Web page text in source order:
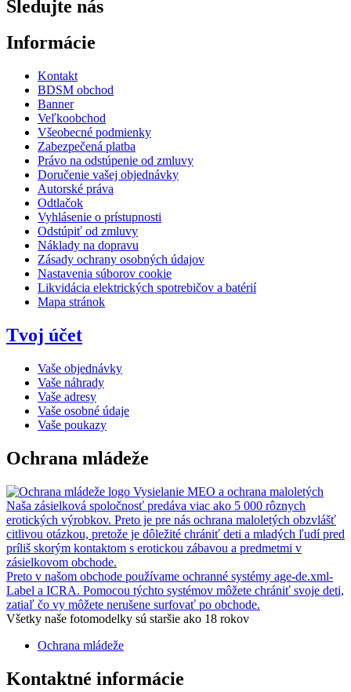
Sledujte nás
Informácie
Kontakt
BDSM obchod
Banner
Veľkoobchod
Všeobecné podmienky
Zabezpečená platba
Právo na odstúpenie od zmluvy
Doručenie vašej objednávky
Autorské práva
Odtlačok
Vyhlásenie o prístupnosti
Odstúpiť od zmluvy
Náklady na dopravu
Zásady ochrany osobných údajov
Nastavenia súborov cookie
Likvidácia elektrických spotrebičov a batérií
Mapa stránok
Tvoj účet
Vaše objednávky
Vaše náhrady
Vaše adresy
Vaše osobné údaje
Vaše poukazy
Ochrana mládeže
Vysielanie MEO a ochrana maloletých
Naša zásielková spoločnosť predáva viac ako 5 000 rôznych
erotických výrobkov. Preto je pre nás ochrana maloletých obzvlášť
citlivou otázkou, pretože je dôležité chrániť deti a mladých ľudí pred
príliš skorým kontaktom s erotickou zábavou a predmetmi v
zásielkovom obchode.
Preto v našom obchode používame ochranné systémy age-de.xml-
Label a ICRA. Pomocou týchto systémov môžete chrániť svoje deti,
zatiaľ čo vy môžete nerušene surfovať po obchode.
Všetky naše fotomodelky sú staršie ako 18 rokov
Ochrana mládeže
Kontaktné informácie